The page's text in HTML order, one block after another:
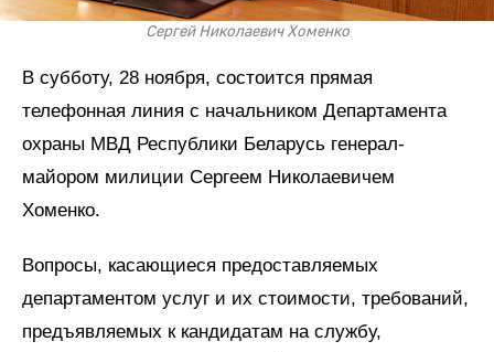
Сергей Николаевич Хоменко
В субботу, 28 ноября, состоится прямая
телефонная линия с начальником Департамента
охраны МВД Республики Беларусь генерал-
майором милиции Сергеем Николаевичем
Хоменко.
Вопросы, касающиеся предоставляемых
департаментом услуг и их стоимости, требований,
предъявляемых к кандидатам на службу,